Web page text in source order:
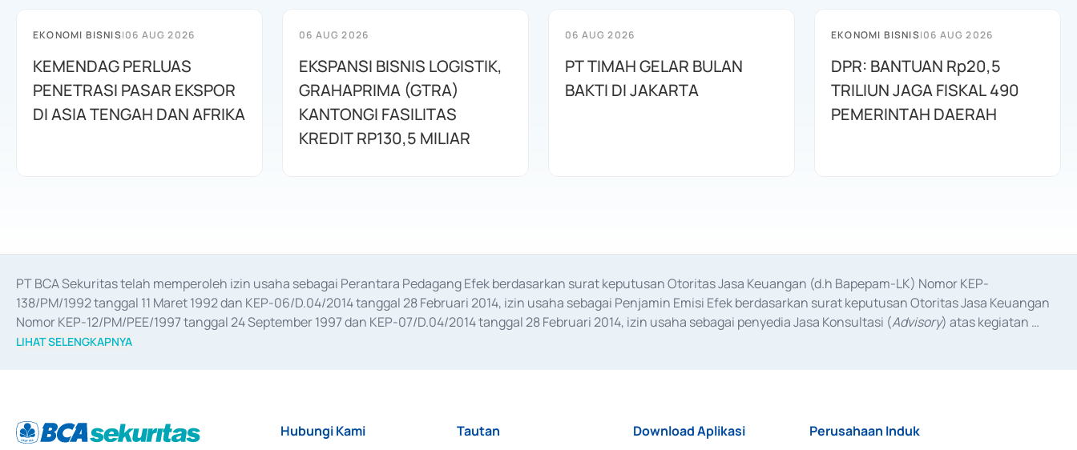
EKONOMI BISNIS|06 AUG 2026
KEMENDAG PERLUAS
PENETRASI PASAR EKSPOR
DI ASIA TENGAH DAN AFRIKA
06 AUG 2026
EKSPANSI BISNIS LOGISTIK,
GRAHAPRIMA (GTRA)
KANTONGI FASILITAS
KREDIT RP130,5 MILIAR
06 AUG 2026
PT TIMAH GELAR BULAN
BAKTI DI JAKARTA
EKONOMI BISNIS|06 AUG 2026
DPR: BANTUAN Rp20,5
TRILIUN JAGA FISKAL 490
PEMERINTAH DAERAH
PT BCA Sekuritas telah memperoleh izin usaha sebagai Perantara Pedagang Efek berdasarkan surat keputusan Otoritas Jasa Keuangan (d.h Bapepam-LK) Nomor KEP-
138/PM/1992 tanggal 11 Maret 1992 dan KEP-06/D.04/2014 tanggal 28 Februari 2014, izin usaha sebagai Penjamin Emisi Efek berdasarkan surat keputusan Otoritas Jasa Keuangan
Nomor KEP-12/PM/PEE/1997 tanggal 24 September 1997 dan KEP-07/D.04/2014 tanggal 28 Februari 2014, izin usaha sebagai penyedia Jasa Konsultasi (Advisory) atas kegiatan
merger, akuisisi, divestasi, dan
LIHAT SELENGKAPNYA
Hubungi Kami Tautan Download Aplikasi Perusahaan Induk